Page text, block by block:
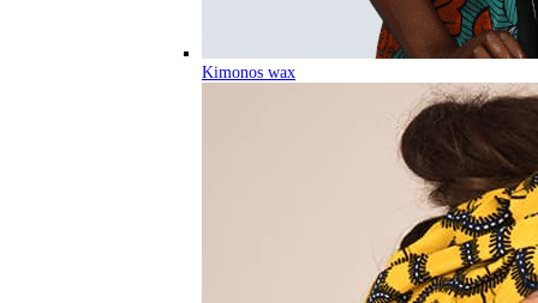
Kimonos wax